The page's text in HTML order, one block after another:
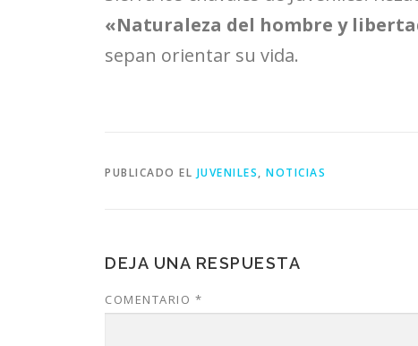
«Naturaleza del hombre y
sepan orientar su vida.
PUBLICADO EL JUVENILES, NOTICIAS
DEJA UNA RESPUESTA
COMENTARIO *